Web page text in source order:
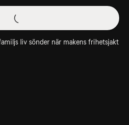
liv sönder när makens frihetsjakt